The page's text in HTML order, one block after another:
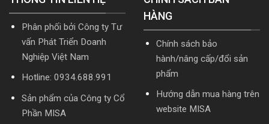
nhất
nhật
Phân phối bởi Công ty Tư
vấn Phát Triển Doanh
Nghiệp Việt Nam
Hotline: 0934.688.991
Sản phẩm của Công ty Cổ
Phần MISA
HÀNG
Chính sách bảo
hành/nâng cấp/đổi sản
phẩm
Hướng dẫn mua hàng trên
website MISA